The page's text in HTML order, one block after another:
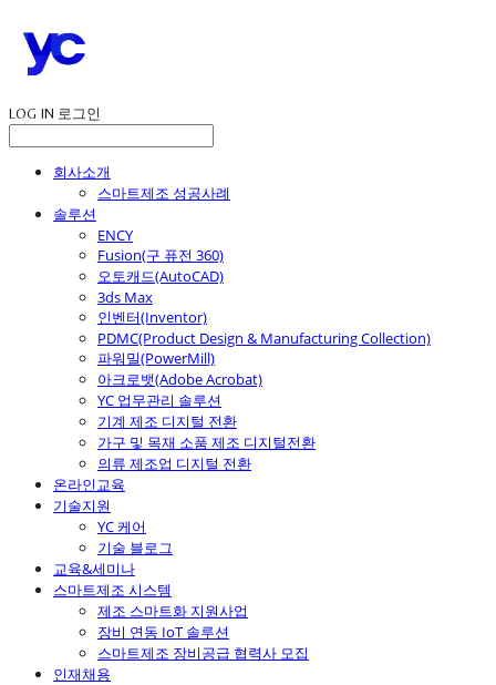
LOG IN 로그인
회사소개
스마트제조 성공사례
솔루션
ENCY
Fusion(구 퓨전 360)
오토캐드(AutoCAD)
3ds Max
인벤터(Inventor)
PDMC(Product Design & Manufacturing Collection)
파워밀(PowerMill)
아크로뱃(Adobe Acrobat)
YC 업무관리 솔루션
기계 제조 디지털 전환
가구 및 목재 소품 제조 디지털전환
의류 제조업 디지털 전환
온라인교육
기술지원
YC 케어
기술 블로그
교육&세미나
스마트제조 시스템
제조 스마트화 지원사업
장비 연동 IoT 솔루션
스마트제조 장비공급 협력사 모집
인재채용